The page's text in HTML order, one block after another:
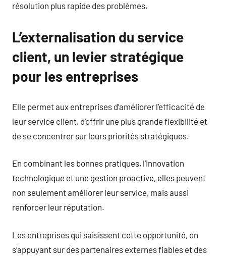
résolution plus rapide des problèmes.
L’externalisation du service
client, un levier stratégique
pour les entreprises
Elle permet aux entreprises d’améliorer l’efficacité de
leur service client, d’offrir une plus grande flexibilité et
de se concentrer sur leurs priorités stratégiques.
En combinant les bonnes pratiques, l’innovation
technologique et une gestion proactive, elles peuvent
non seulement améliorer leur service, mais aussi
renforcer leur réputation.
Les entreprises qui saisissent cette opportunité, en
s’appuyant sur des partenaires externes fiables et des